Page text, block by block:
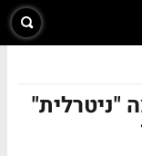
"ניטרלית"